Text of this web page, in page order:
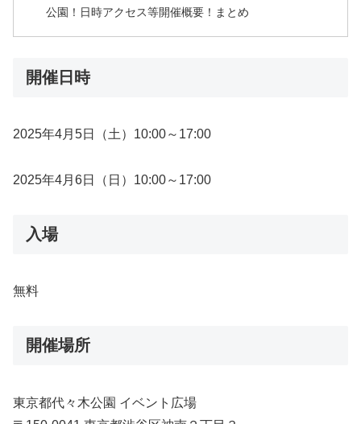
公園！日時アクセス等開催概要！まとめ
開催日時
2025年4月5日（土）10:00～17:00
2025年4月6日（日）10:00～17:00
入場
無料
開催場所
東京都代々木公園 イベント広場